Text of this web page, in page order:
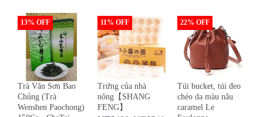
13% OFF
Trà Văn Sơn Bao
Chủng (Trà
Wenshen Paochong)
11% OFF
Trứng của nhà
nông【SHANG
FENG】
22% OFF
Túi bucket, túi đeo
chéo da màu nâu
caramel Le